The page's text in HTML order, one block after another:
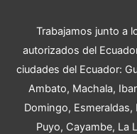
Trabajamos junto a
autorizados del
ciudades del Ecuador:
Ambato, Machala,
Domingo, Esmeraldas,
Puyo, Cayambe, La